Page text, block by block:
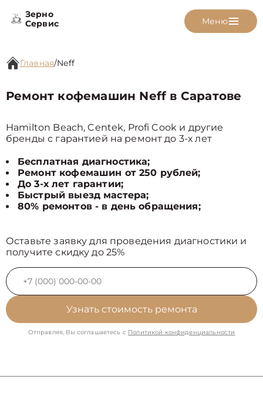
Зерно
Сервис
Меню
Главная/Neff
Ремонт кофемашин Neff в Саратове
Hamilton Beach, Centek, Profi Cook и другие
бренды с гарантией на ремонт до 3-х лет
Бесплатная диагностика;
Ремонт кофемашин от 250 рублей;
До 3-х лет гарантии;
Быстрый выезд мастера;
80% ремонтов - в день обращения;
Оставьте заявку для проведения диагностики и
получите скидку до 25%
Узнать стоимость ремонта
Отправляя, Вы соглашаетесь с Политикой конфиденциальности